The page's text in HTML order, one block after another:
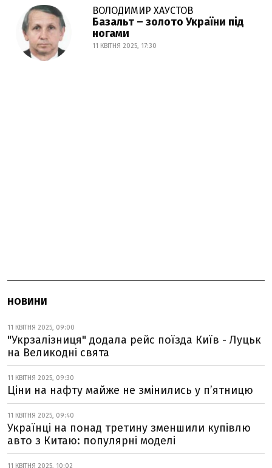
ВОЛОДИМИР ХАУСТОВ
Базальт – золото України під
ногами
11 КВІТНЯ 2025, 17:30
НОВИНИ
11 КВІТНЯ 2025, 09:00
"Укрзалізниця" додала рейс поїзда Київ - Луцьк
на Великодні свята
11 КВІТНЯ 2025, 09:30
Ціни на нафту майже не змінились у пʼятницю
11 КВІТНЯ 2025, 09:40
Українці на понад третину зменшили купівлю
авто з Китаю: популярні моделі
11 КВІТНЯ 2025, 10:02